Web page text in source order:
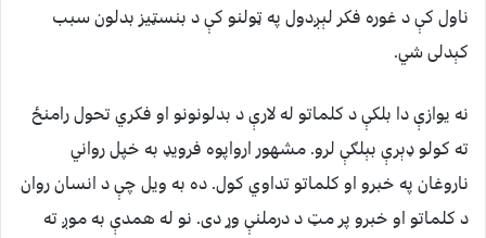
ناول کې د غوره فکر لېږدول په ټولنو کې د بنسټیز بدلون سبب
کېدلی شي.
نه یوازې دا بلکې د کلماتو له لارې د بدلونونو او فکري تحول رامنځ
ته کولو ډېرې بېلګې لرو. مشهور ارواپوه فرویډ به خپل رواني
ناروغان په خبرو او کلماتو تداوي کول. ده به ویل چې د انسان روان
د کلماتو او خبرو پر مټ د درملنې وړ دی. نو له همدې به موږ ته